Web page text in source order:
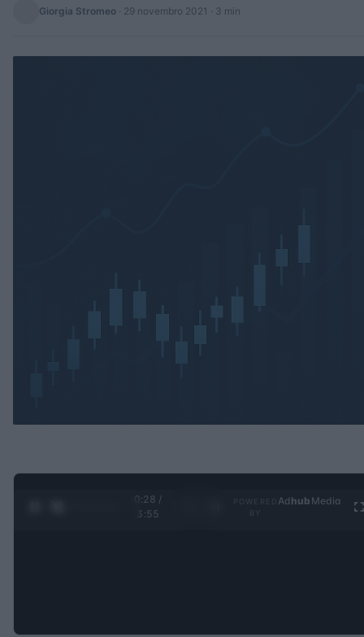
Giorgia Stromeo · 29 novembro 2021 · 3 min
0:29 /
3:55
Ad hub Media